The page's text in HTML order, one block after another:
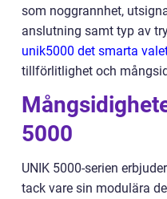
som noggrannhet,
anslutning samt typ av
unik5000 det smarta
tillförlitlighet och
5000
UNIK 5000-serien
tack vare sin modulära